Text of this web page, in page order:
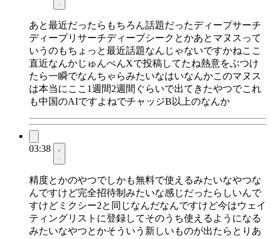
あと最近だったらもちろん話題だったディープサーチ
ディープリサーチディープシークとかあとマヌスって
いうのもちょっと最近話題なんじゃないですかねここ
直近なんかじゅんぺんXで投稿してたね熱意をぶつけ
たら一瞬でなんちゃらみたいなはいなんかこのマヌス
は本当にここ1週間2週間ぐらいで出てきたやつでこれ
も中国のAIですよねでチャッジB以上のなんか
03:38
精度とかのやつでしかも無料で使えるみたいなやつな
んですけど完全招待制みたいな感じだったらしいんで
すけどミクシー2と同じなんだなんですけど今はウェイ
ティングリストに登録してそのうち使えるようになる
みたいなやつとかそういう新しいものが出たらとりあ